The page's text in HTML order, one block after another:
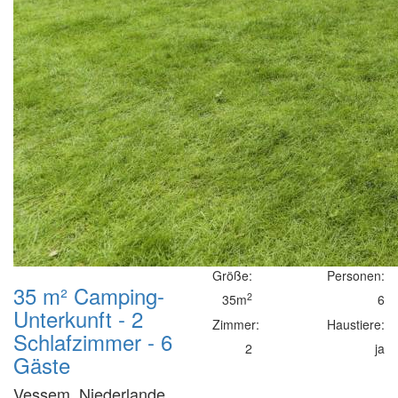
35 m² Camping-
Unterkunft - 2
Schlafzimmer - 6
Gäste
Größe:
35m2
Zimmer:
2
Personen:
6
Haustiere:
ja